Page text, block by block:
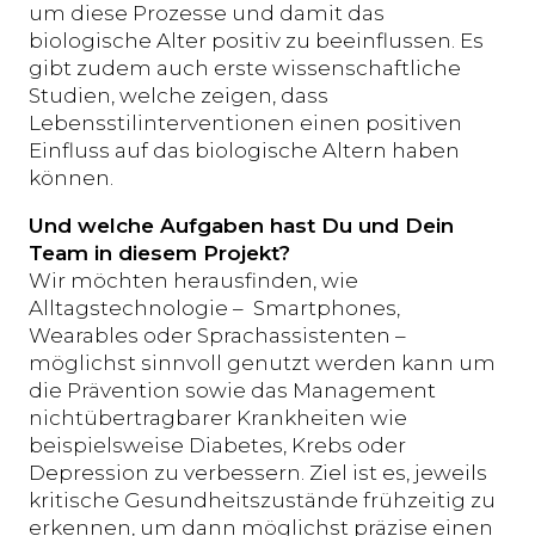
um diese Prozesse und damit das
biologische Alter positiv zu beeinflussen. Es
gibt zudem auch erste wissenschaftliche
Studien, welche zeigen, dass
Lebensstilinterventionen einen positiven
Einfluss auf das biologische Altern haben
können.
Und welche Aufgaben hast Du und Dein
Team in diesem Projekt?
Wir möchten herausfinden, wie
Alltagstechnologie – Smartphones,
Wearables oder Sprachassistenten –
möglichst sinnvoll genutzt werden kann um
die Prävention sowie das Management
nichtübertragbarer Krankheiten wie
beispielsweise Diabetes, Krebs oder
Depression zu verbessern. Ziel ist es, jeweils
kritische Gesundheitszustände frühzeitig zu
erkennen, um dann möglichst präzise einen